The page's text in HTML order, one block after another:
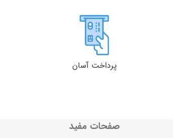
پرداخت آسان
صفحات مفید